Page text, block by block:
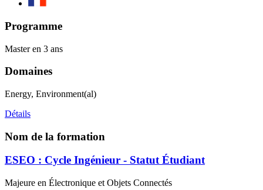
Programme
Master en 3 ans
Domaines
Energy, Environment(al)
Détails
Nom de la formation
ESEO : Cycle Ingénieur - Statut Étudiant
Majeure en Électronique et Objets Connectés